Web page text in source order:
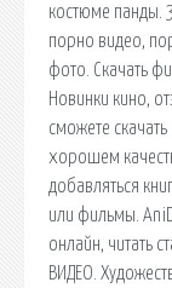
костюме панды.
порно видео,
фото. Скачать
Новинки кино,
сможете
хорошем
добавляться
или фильмы.
онлайн, читать
ВИДЕО.